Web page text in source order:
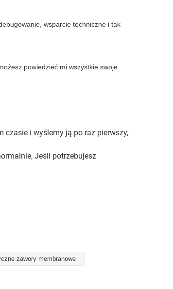
wsparcie techniczne i tak
powiedzieć mi wszystkie swoje
czasie i wyślemy ją po raz pierwszy,
Jeśli potrzebujesz
zawory membranowe